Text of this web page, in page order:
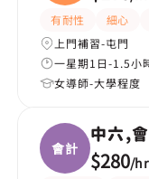
有耐性 細心
上門補習-屯門
一星期1日-1.5小
女導師-大學程度
會計
中六,
$280/hr